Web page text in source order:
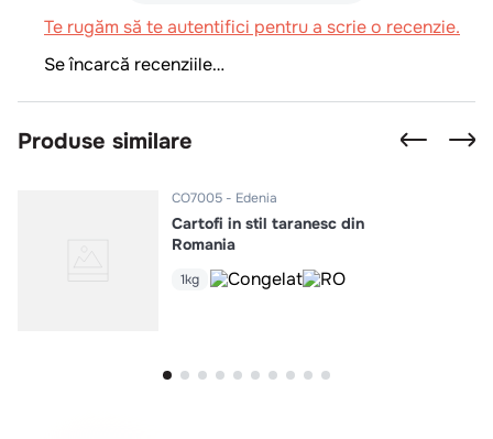
Te rugăm să te autentifici pentru a scrie o recenzie.
Se încarcă recenziile…
Produse similare
CO7005 Edenia
Cartofi in stil taranesc din
Romania
1kg